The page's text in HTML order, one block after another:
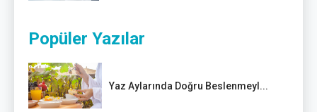
Popüler Yazılar
Yaz Aylarında Doğru Beslenmeyl...